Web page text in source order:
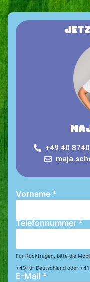
+49 40
Vorname *
Telefonnummer*
Für Rückfragen, bitte die
+49 für Deutschland oder
E-Mail *